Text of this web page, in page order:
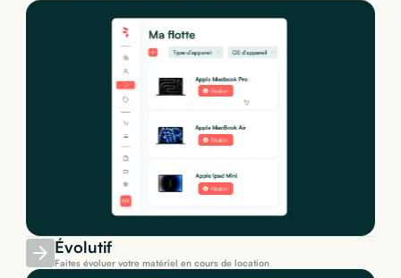
Évolutif
Faites évoluer votre matériel en cours de location